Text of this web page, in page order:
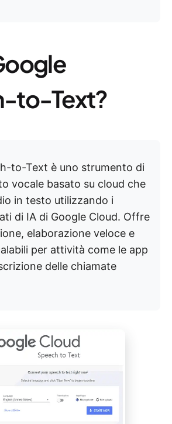
to-Text?
to-Text è uno strumento di
vocale basato su cloud che
in testo utilizzando i
di IA di Google Cloud. Offre
elaborazione veloce e
per attività come le app
delle chiamate